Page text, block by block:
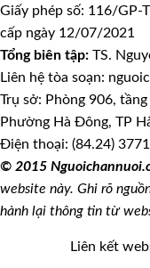
Giấy phép số: 116/GP-
cấp ngày 12/07/2021
Tổng biên tập: TS.
Liên hệ tòa soạn:
Trụ sở: Phòng 906,
Phường Hà Đông, TP
Điện thoại: (84.24)
© 2015
website này. Ghi rõ
hành lại thông tin từ
Liên kết